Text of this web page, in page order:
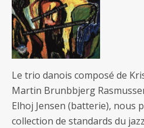
Le trio danois composé de
Martin Brunbbjerg
Elhoj Jensen (batterie), nous
collection de standards du